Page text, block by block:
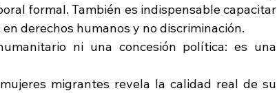
formal. También es indispensable capacitar
derechos humanos y no discriminación.
ni una concesión política: es una
migrantes revela la calidad real de su